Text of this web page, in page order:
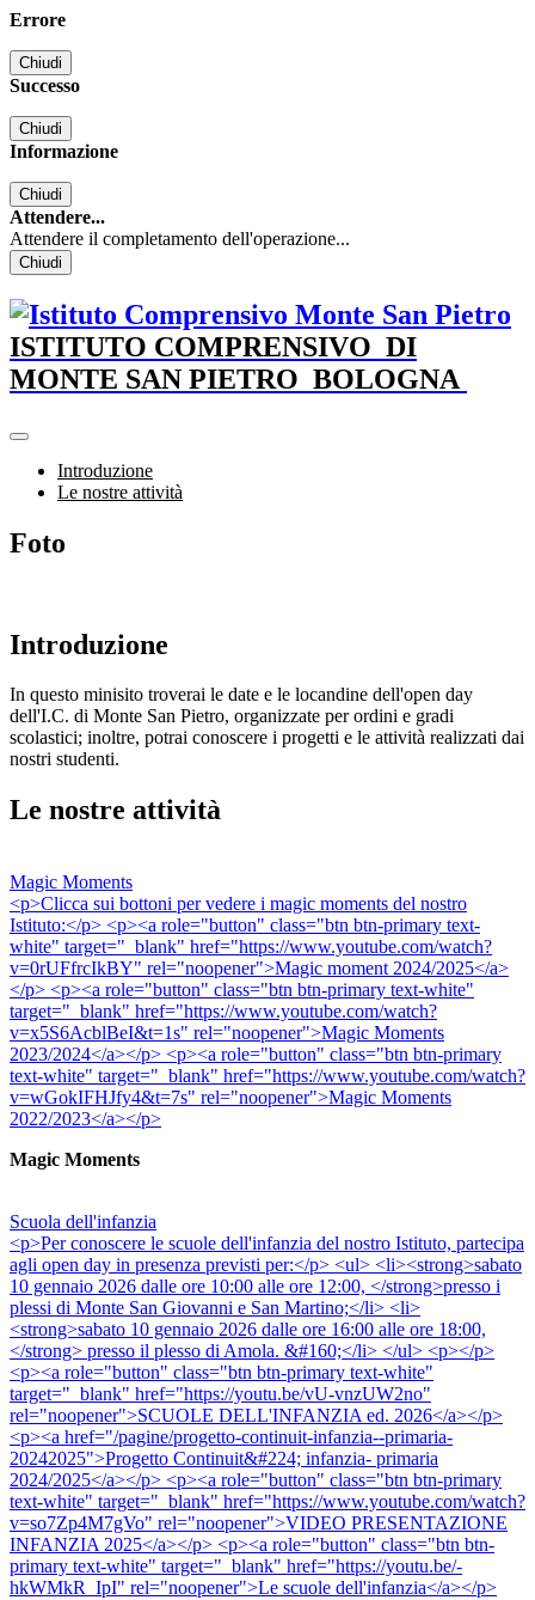
Errore
Chiudi
Successo
Chiudi
Informazione
Chiudi
Attendere...
Attendere il completamento dell'operazione...
Chiudi
ISTITUTO COMPRENSIVO DI
MONTE SAN PIETRO BOLOGNA
Introduzione
Le nostre attività
Foto
Introduzione
In questo minisito troverai le date e le locandine dell'open day
dell'I.C. di Monte San Pietro, organizzate per ordini e gradi
scolastici; inoltre, potrai conoscere i progetti e le attività realizzati dai
nostri studenti.
Le nostre attività
Magic Moments
<p>Clicca sui bottoni per vedere i magic moments del nostro
Istituto:</p> <p><a role="button" class="btn btn-primary text-
white" target="_blank" href="https://www.youtube.com/watch?
v=0rUFfrcIkBY" rel="noopener">Magic moment 2024/2025</a>
</p> <p><a role="button" class="btn btn-primary text-white"
target="_blank" href="https://www.youtube.com/watch?
v=x5S6AcblBeI&t=1s" rel="noopener">Magic Moments
2023/2024</a></p> <p><a role="button" class="btn btn-primary
text-white" target="_blank" href="https://www.youtube.com/watch?
v=wGokIFHJfy4&t=7s" rel="noopener">Magic Moments
2022/2023</a></p>
Magic Moments
Scuola dell'infanzia
<p>Per conoscere le scuole dell'infanzia del nostro Istituto, partecipa
agli open day in presenza previsti per:</p> <ul> <li><strong>sabato
10 gennaio 2026 dalle ore 10:00 alle ore 12:00, </strong>presso i
plessi di Monte San Giovanni e San Martino;</li> <li>
<strong>sabato 10 gennaio 2026 dalle ore 16:00 alle ore 18:00,
</strong> presso il plesso di Amola. &#160;</li> </ul> <p></p>
<p><a role="button" class="btn btn-primary text-white"
target="_blank" href="https://youtu.be/vU-vnzUW2no"
rel="noopener">SCUOLE DELL'INFANZIA ed. 2026</a></p>
<p><a href="/pagine/progetto-continuit-infanzia--primaria-
20242025">Progetto Continuit&#224; infanzia- primaria
2024/2025</a></p> <p><a role="button" class="btn btn-primary
text-white" target="_blank" href="https://www.youtube.com/watch?
v=so7Zp4M7gVo" rel="noopener">VIDEO PRESENTAZIONE
INFANZIA 2025</a></p> <p><a role="button" class="btn btn-
primary text-white" target="_blank" href="https://youtu.be/-
hkWMkR_IpI" rel="noopener">Le scuole dell'infanzia</a></p>